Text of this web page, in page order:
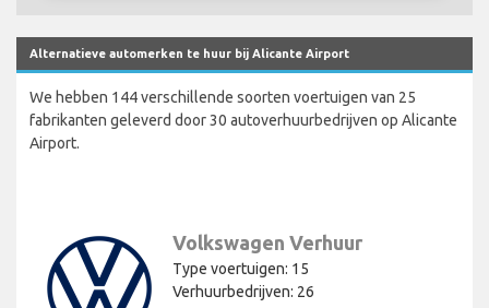
Alternatieve automerken te huur bij Alicante Airport
We hebben 144 verschillende soorten voertuigen van 25
fabrikanten geleverd door 30 autoverhuurbedrijven op Alicante
Airport.
Volkswagen Verhuur
Type voertuigen: 15
Verhuurbedrijven: 26